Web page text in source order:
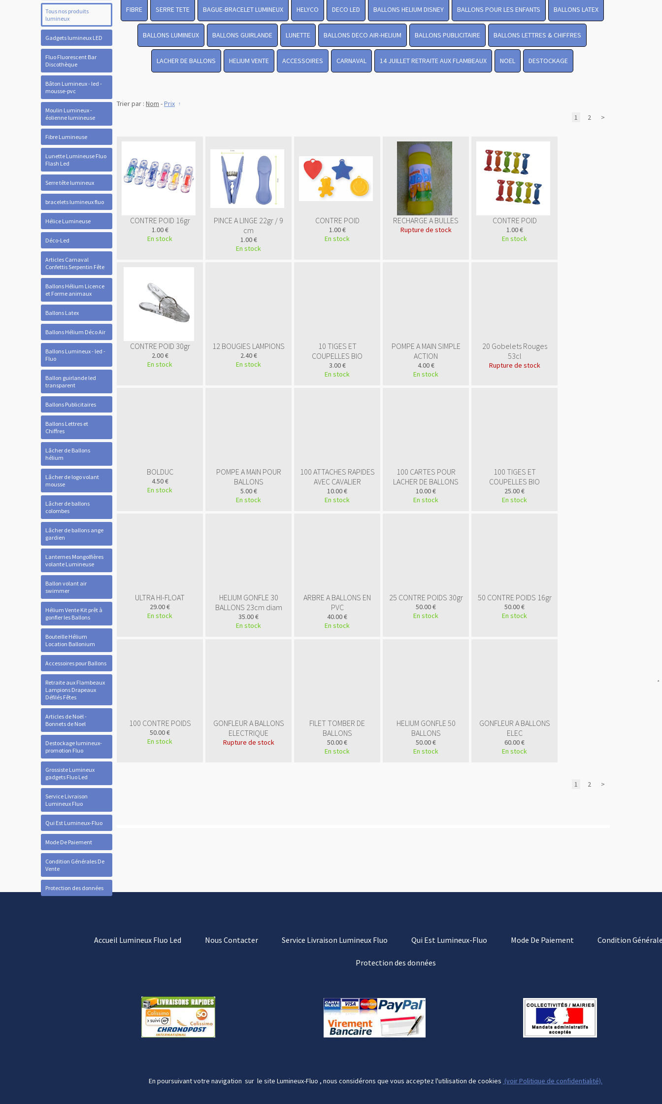
Tous nos produits
lumineux
Gadgets lumineux LED
Fluo Fluorescent Bar
Discothèque
Bâton Lumineux - led -
mousse-pvc
Moulin Lumineux -
éolienne lumineuse
Fibre Lumineuse
Lunette Lumineuse Fluo
Flash Led
Serre tête lumineux
bracelets lumineux fluo
Hélice Lumineuse
Déco-Led
Articles Carnaval
Confettis Serpentin Fête
Ballons Hélium Licence
et Forme animaux
Ballons Latex
Ballons Hélium Déco Air
Ballons Lumineux - led -
Fluo
Ballon guirlande led
transparent
Ballons Publicitaires
Ballons Lettres et
Chiffres
Lâcher de Ballons
hélium
Lâcher de logo volant
mousse
Lâcher de ballons
colombes
Lâcher de ballons ange
gardien
Lanternes Mongolfières
volante Lumineuse
Ballon volant air
swimmer
Hélium Vente Kit prêt à
gonfler les Ballons
Bouteille Hélium
Location Ballonium
Accessoires pour Ballons
Retraite aux Flambeaux
Lampions Drapeaux
Défilés Fêtes
Articles de Noël -
Bonnets de Noel
Destockage lumineux-
promotion Fluo
Grossiste Lumineux
gadgets Fluo Led
Service Livraison
Lumineux Fluo
Qui Est Lumineux-Fluo
Mode De Paiement
Condition Générales De
Vente
Protection des données
Accueil Lumineux Fluo Led Nous Contacter Service Livraison Lumineux Fluo Qui Est Lumineux-Fluo Mode De Paiement Condition
Protection des données
En poursuivant votre navigation sur le site Lumineux-Fluo , nous considérons que vous acceptez l'utilisation de cookies (voir Politique de confidentialité).
FIBRE SERRE TETE BAGUE-BRACELET LUMINEUX HELYCO DECO LED BALLONS HELIUM DISNEY BALLONS POUR LES ENFANTS BALLONS LATEX
BALLONS LUMINEUX BALLONS GUIRLANDE LUNETTE BALLONS DECO AIR-HELIUM BALLONS PUBLICITAIRE BALLONS LETTRES & CHIFFRES
LACHER DE BALLONS HELIUM VENTE ACCESSOIRES CARNAVAL 14 JUILLET RETRAITE AUX FLAMBEAUX NOEL DESTOCKAGE
Trier par : Nom -Prix
1
2 >
CONTRE POID 16gr
1.00 €
En stock
PINCE A LINGE 22gr / 9
cm
1.00 €
En stock
CONTRE POID
1.00 €
En stock
RECHARGE A BULLES
Rupture de stock
CONTRE POID
1.00 €
En stock
CONTRE POID 30gr
2.00 €
En stock
12 BOUGIES LAMPIONS
2.40 €
En stock
10 TIGES ET
COUPELLES BIO
3.00 €
En stock
POMPE A MAIN SIMPLE
ACTION
4.00 €
En stock
20 Gobelets Rouges
53cl
Rupture de stock
BOLDUC
4.50 €
En stock
POMPE A MAIN POUR
BALLONS
5.00 €
En stock
100 ATTACHES RAPIDES
AVEC CAVALIER
10.00 €
En stock
100 CARTES POUR
LACHER DE BALLONS
10.00 €
En stock
100 TIGES ET
COUPELLES BIO
25.00 €
En stock
ULTRA HI-FLOAT
29.00 €
En stock
HELIUM GONFLE 30
BALLONS 23cm diam
35.00 €
En stock
ARBRE A BALLONS EN
PVC
40.00 €
En stock
25 CONTRE POIDS 30gr
50.00 €
En stock
50 CONTRE POIDS 16gr
50.00 €
En stock
100 CONTRE POIDS
50.00 €
En stock
GONFLEUR A BALLONS
ELECTRIQUE
Rupture de stock
FILET TOMBER DE
BALLONS
50.00 €
En stock
HELIUM GONFLE 50
BALLONS
50.00 €
En stock
GONFLEUR A BALLONS
ELEC
60.00 €
En stock
1 2 >